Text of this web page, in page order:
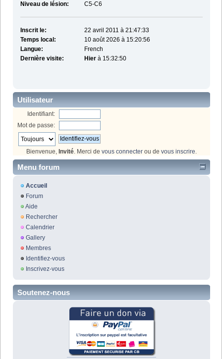
Niveau de lésion:
C5-C6
Inscrit le:
22 avril 2011 à 21:47:33
Temps local:
10 août 2026 à 15:20:56
Langue:
French
Dernière visite:
Hierà 15:32:50
Utilisateur
Identifiant:
Mot de passe:
Bienvenue, Invité . Merci de vous connecter ou de vous inscrire
Menu forum
Accueil
Forum
Aide
Rechercher
Calendrier
Gallery
Membres
Identifiez-vous
Inscrivez-vous
Soutenez-nous